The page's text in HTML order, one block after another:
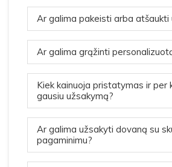
Ar galima pakeisti arba atšaukti
Ar galima grąžinti
Kiek kainuoja pristatymas ir per
gausiu užsakymą?
Ar galima užsakyti dovaną su
pagaminimu?